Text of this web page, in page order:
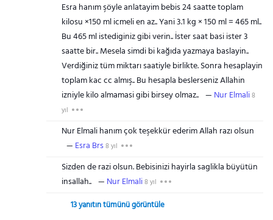
Esra hanım şöyle anlatayim bebis 24 saatte toplam
kilosu ×150 ml icmeli en az.. Yani 3.1 kg × 150 ml = 465 ml..
Bu 465 ml istediginiz gibi verin.. İster saat basi ister 3
saatte bir.. Mesela simdi bi kağıda yazmaya baslayin..
Verdiğiniz tüm miktarı saatiyle birlikte. Sonra hesaplayin
toplam kac cc almış.. Bu hesapla beslerseniz Allahin
izniyle kilo almamasi gibi birsey olmaz..
Nur Elmali8
yıl
Nur Elmali hanım çok teşekkür ederim Allah razı olsun
Esra Brs8 yıl
Sizden de razi olsun. Bebisinizi hayirla saglikla büyütün
insallah..
Nur Elmali8 yıl
13 yanıtın tümünü görüntüle